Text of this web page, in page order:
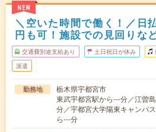
NEW
＼空いた時間で働く！／日
円も可！施設での見回りな
交通費別途支給あり 土日祝日が休み
派遣
勤務地
栃木県宇都宮市
東武宇都宮駅から---分／江曽
分／宇都宮大学陽東キャンパ
ら---分